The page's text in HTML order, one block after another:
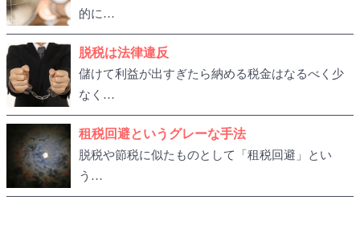
的に…
脱税は法律違反
儲けて利益が出すぎたら納める税金はなるべく少
なく…
租税回避というグレーな手法
脱税や節税に似たものとして「租税回避」とい
う…